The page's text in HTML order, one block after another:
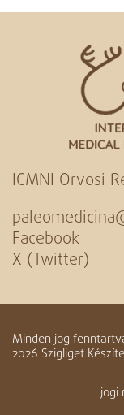
ICMNI Orvosi
Facebook
X (Twitter)
Minden jog
2026 Szigliget
jogi